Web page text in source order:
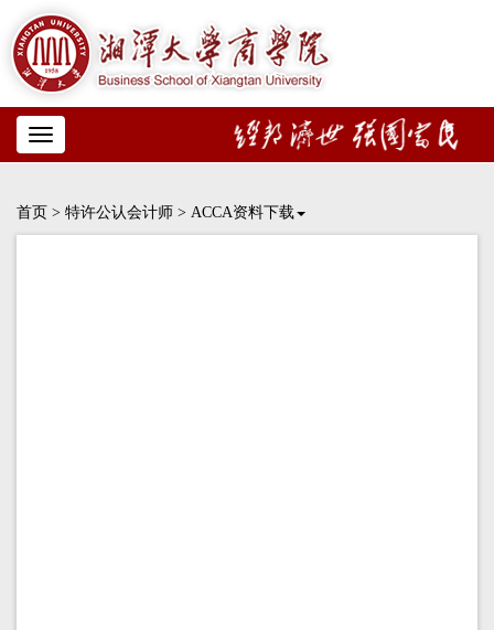
Toggle
navigation
首页 > 特许公认会计师 > ACCA资料下载